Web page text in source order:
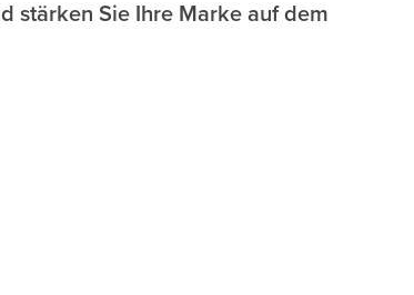
stärken Sie Ihre Marke auf dem